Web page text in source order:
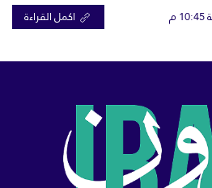
اكمل القراءة